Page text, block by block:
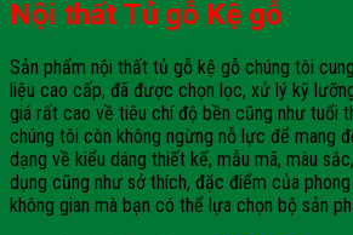
Nội thất Tủ gỗ Kệ gỗ
Sản phẩm nội thất tủ gỗ kệ gỗ chúng tôi
liệu cao cấp, đã được chọn lọc, xử lý kỹ
giá rất cao về tiêu chí độ bền cũng như tuổi
chúng tôi còn không ngừng nỗ lực để mang
dạng về kiểu dáng thiết kế, mẫu mã, màu
dụng cũng như sở thích, đặc điểm của
không gian mà bạn có thể lựa chọn bộ sản